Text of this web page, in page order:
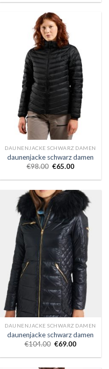
DAUNENJACKE SCHWARZ DAMEN
daunenjacke schwarz damen
€98.00 €65.00
DAUNENJACKE SCHWARZ DAMEN
daunenjacke schwarz damen
€104.00 €69.00